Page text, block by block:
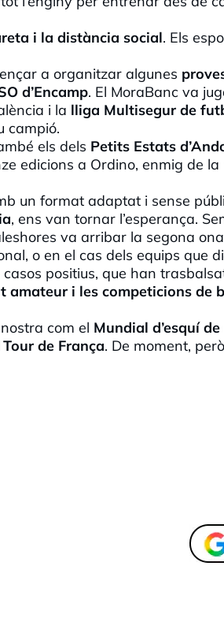
i la distància social. Els
a organitzar algunes
d’Encamp. El MoraBanc va
i la lliga Multisegur de
campió.
els dels Petits Estats
edicions a Ordino, enmig de
un format adaptat i sense
, ens van tornar l’esperança.
va arribar la segona
o en el cas dels equips que
positius, que han
amateur i les competicions de
com el Mundial d’esquí
Tour de França. De moment,